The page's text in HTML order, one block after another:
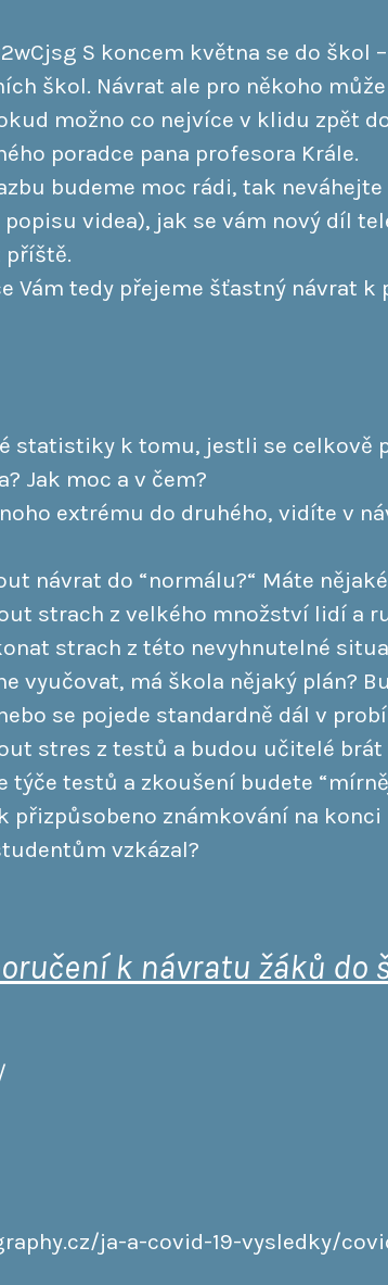
S koncem května se do škol
škol. Návrat ale pro někoho
možno co nejvíce v klidu zpět
poradce pana profesora Krále.
budeme moc rádi, tak
videa), jak se vám nový díl
příště.
Vám tedy přejeme šťastný návrat k
statistiky k tomu, jestli se celkově
Jak moc a v čem?
extrému do druhého, vidíte v
návrat do “normálu?“ Máte
strach z velkého množství lidí a
strach z této nevyhnutelné
vyučovat, má škola nějaký plán?
se pojede standardně dál v
stres z testů a budou učitelé
týče testů a zkoušení budete
přizpůsobeno známkování na
vzkázal?
k návratu žáků do
ja-a-covid-19-vysledky/